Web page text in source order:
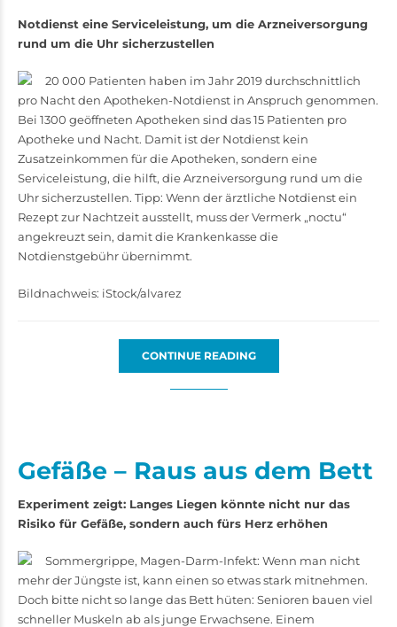
Notdienst eine Serviceleistung, um die Arzneiversorgung
rund um die Uhr sicherzustellen
20 000 Patienten haben im Jahr 2019 durchschnittlich
pro Nacht den Apotheken-Notdienst in Anspruch genommen.
Bei 1300 geöffneten Apotheken sind das 15 Patienten pro
Apotheke und Nacht. Damit ist der Notdienst kein
Zusatzeinkommen für die Apotheken, sondern eine
Serviceleistung, die hilft, die Arzneiversorgung rund um die
Uhr sicherzustellen. Tipp: Wenn der ärztliche Notdienst ein
Rezept zur Nachtzeit ausstellt, muss der Vermerk „noctu“
angekreuzt sein, damit die Krankenkasse die
Notdienstgebühr übernimmt.
Bildnachweis: iStock/alvarez
CONTINUE READING
Gefäße – Raus aus dem Bett
Experiment zeigt: Langes Liegen könnte nicht nur das
Risiko für Gefäße, sondern auch fürs Herz erhöhen
Sommergrippe, Magen-Darm-­Infekt: Wenn man nicht
mehr der Jüngste ist, kann einen so etwas stark mitnehmen.
Doch bitte nicht so lange das Bett hüten: Senioren bauen viel
schneller Muskeln ab als junge Erwachsene. Einem